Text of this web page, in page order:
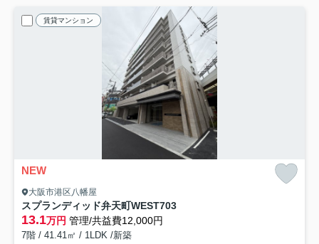
賃貸マンション
NEW
大阪市港区八幡屋
スプランディッド弁天町WEST703
13.1万円 管理/共益費12,000円
7階 / 41.41㎡ / 1LDK /新築